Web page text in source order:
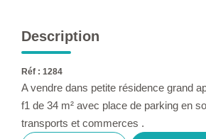
Description
Réf : 1284
A vendre dans petite résidence grand
f1 de 34 m² avec place de parking en
transports et commerces .